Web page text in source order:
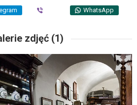
WhatsApp
zdjęć (1)